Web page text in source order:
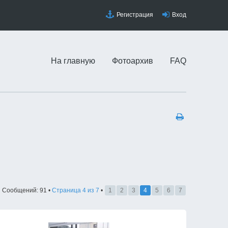
Регистрация Вход
На главную Фотоархив FAQ
Сообщений: 91 • Страница 4 из 7 • 1 2 3 4 5 6 7